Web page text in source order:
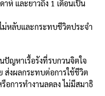
ห์ และยาวถึง 1 เดือนเป็น
ม่หลับและกระทบชีวิตประจำ
ปัญหาเรื้อรังที่รบกวนจิตใจ
ส่งผลกระทบต่อการใช้ชีวิต
อการทำงานลดลง ไม่มีสมาธิ